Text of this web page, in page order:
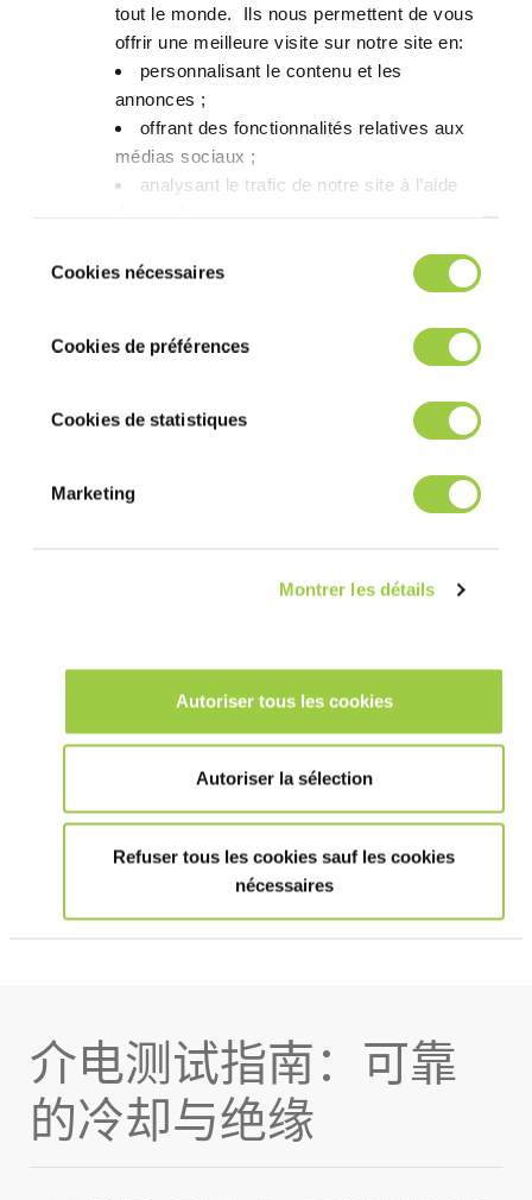
tout le monde. ​ Ils nous permettent de vous
offrir une meilleure visite sur notre site en:​
personnalisant le contenu et les
annonces ;​
offrant des fonctionnalités relatives aux
médias sociaux ; ​
analysant le trafic de notre site à l’aide
refuser ou de les paramétrer.​ Pas de
panique, vous pourrez également modifier à
tout moment vos choix dans l'onglet Gérer
les cookies.​ ​ ​
duCookies nécessaires
Cookies de préférences
Cookies de statistiques
Marketing
Montrer les détails
Autoriser tous les cookies
Autoriser la sélection
Refuser tous les cookies sauf les cookies
nécessaires
为什么介电测试很重要？
哪些元件需要进行介电测试？
试吗？
是否可以同时测试多个元件？
介电测试应多久进行一次？
有哪些标准规范介电测试？
使用 INVENTEC 流体进行介电测试有
查看其他冷却解决方案
介电测试指南：可靠
的冷却与绝缘